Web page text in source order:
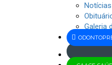
Notícias
Galeria